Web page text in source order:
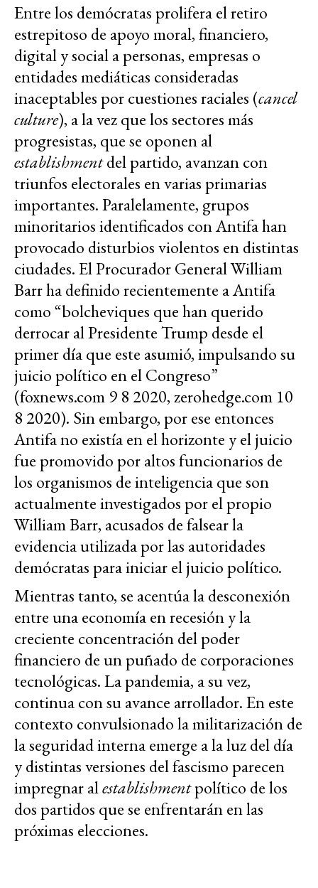
Entre los demócratas prolifera el retiro
estrepitoso de apoyo moral, financiero,
digital y social a personas, empresas o
entidades mediáticas consideradas
inaceptables por cuestiones raciales (cancel
culture), a la vez que los sectores más
progresistas, que se oponen al
establishmentdel partido, avanzan con
triunfos electorales en varias primarias
importantes. Paralelamente, grupos
minoritarios identificados con Antifa han
provocado disturbios violentos en distintas
ciudades. El Procurador General William
Barr ha definido recientemente a Antifa
como “bolcheviques que han querido
derrocar al Presidente Trump desde el
primer día que este asumió, impulsando su
juicio político en el Congreso”
(foxnews.com 9 8 2020, zerohedge.com 10
8 2020). Sin embargo, por ese entonces
Antifa no existía en el horizonte y el juicio
fue promovido por altos funcionarios de
los organismos de inteligencia que son
actualmente investigados por el propio
William Barr, acusados de falsear la
evidencia utilizada por las autoridades
demócratas para iniciar el juicio político.
Mientras tanto, se acentúa la desconexión
entre una economía en recesión y la
creciente concentración del poder
financiero de un puñado de corporaciones
tecnológicas. La pandemia, a su vez,
continua con su avance arrollador. En este
contexto convulsionado la militarización de
la seguridad interna emerge a la luz del día
y distintas versiones del fascismo parecen
impregnar alestablishmentpolítico de los
dos partidos que se enfrentarán en las
próximas elecciones.